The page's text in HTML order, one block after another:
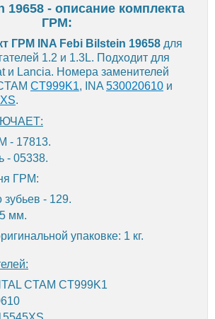
19658 - описание комплекта
ГРМ:
ГРМ INA Febi Bilstein 19658 для
1.2 и 1.3L. Подходит для
и Lancia. Номера заменителей
CT999K1, INA 530020610 и
.
- 17813.
- 05338.
ГРМ:
зубьев - 129.
мм.
упаковке: 1 кг.
CTAM CT999K1